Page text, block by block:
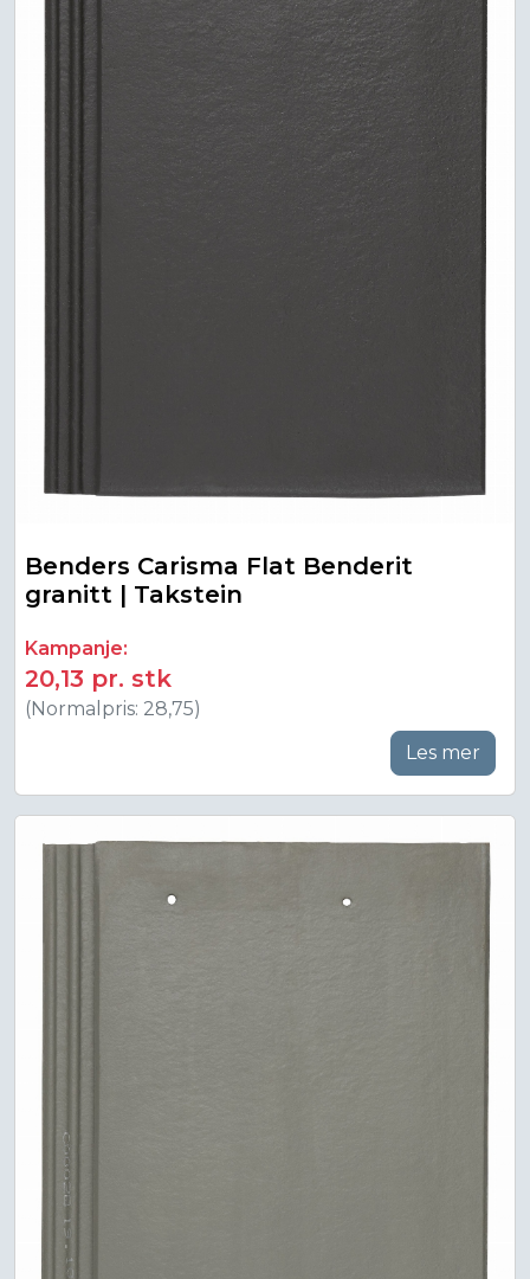
Benders Carisma Flat Benderit
granitt | Takstein
Kampanje:
20,13 pr. stk
(Normalpris: 28,75)
Les mer